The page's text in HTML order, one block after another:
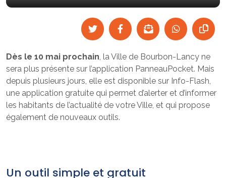
Dès le 10 mai prochain , la Ville de Bourbon-Lancy ne
sera plus présente sur l’application PanneauPocket. Mais
depuis plusieurs jours, elle est disponible sur Info-Flash,
une application gratuite qui permet d’alerter et d’informer
les habitants de l’actualité de votre Ville, et qui propose
également de nouveaux outils.
Un outil simple et gratuit